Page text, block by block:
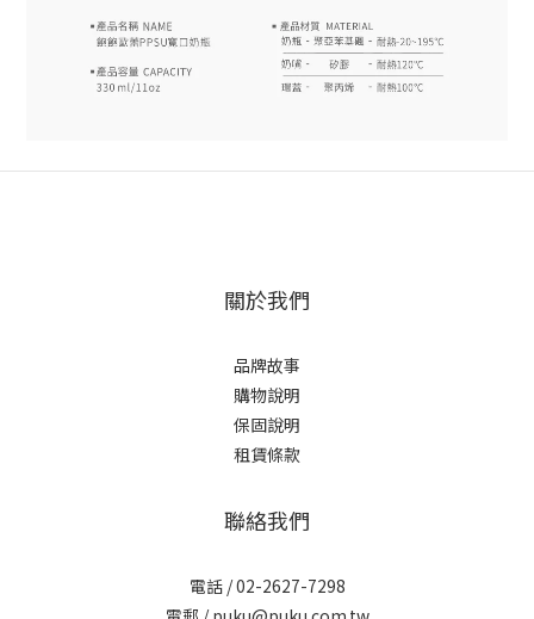
關於我們
品牌故事
購物說明
保固說明
租賃條款
聯絡我們
電話 / 02-2627-7298